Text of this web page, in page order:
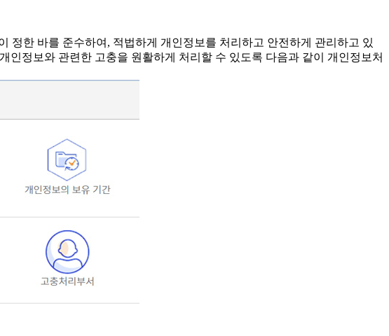
정한 바를 준수하여, 적법하게 개인정보를 처리하고 안전하게 관리하고 있
정보와 관련한 고충을 원활하게 처리할 수 있도록 다음과 같이 개인정보처